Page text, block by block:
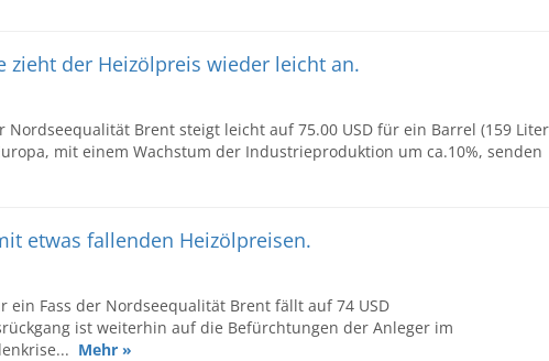
zieht der Heizölpreis wieder leicht an.
Nordseequalität Brent steigt leicht auf 75.00 USD für ein Barrel (159
mit einem Wachstum der Industrieproduktion um ca.10%, senden
etwas fallenden Heizölpreisen.
ein Fass der Nordseequalität Brent fällt auf 74 USD
ist weiterhin auf die Befürchtungen der Anleger im
Mehr »